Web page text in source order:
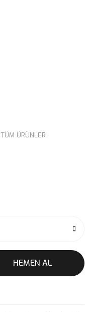
TÜM ÜRÜNLER
HEMEN AL